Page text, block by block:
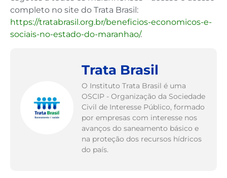
completo no site do Trata Brasil:
https://tratabrasil.org.br/beneficios-economicos-e-
sociais-no-estado-do-maranhao/.
Trata Brasil
O Instituto Trata Brasil é uma
OSCIP - Organização da Sociedade
Civil de Interesse Público, formado
por empresas com interesse nos
avanços do saneamento básico e
na proteção dos recursos hídricos
do país.